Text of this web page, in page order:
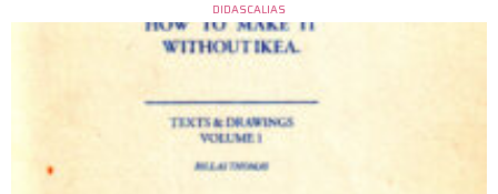
DIDASCALIAS